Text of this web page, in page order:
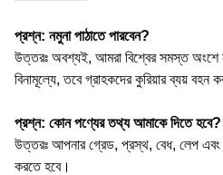
প্রশ্ন: নমুনা পাঠাতে পারবেন?
উত্তরঃ অবশ্যই, আমরা বিশ্বের সমস্ত অংশে
বিনামূল্যে, তবে গ্রাহকদের কুরিয়ার ব্যয় বহন
প্রশ্ন: কোন পণ্যের তথ্য আমাকে দিতে হবে?
উত্তরঃ আপনার গ্রেড, প্রস্থ, বেধ, লেপ এবং
করতে হবে।